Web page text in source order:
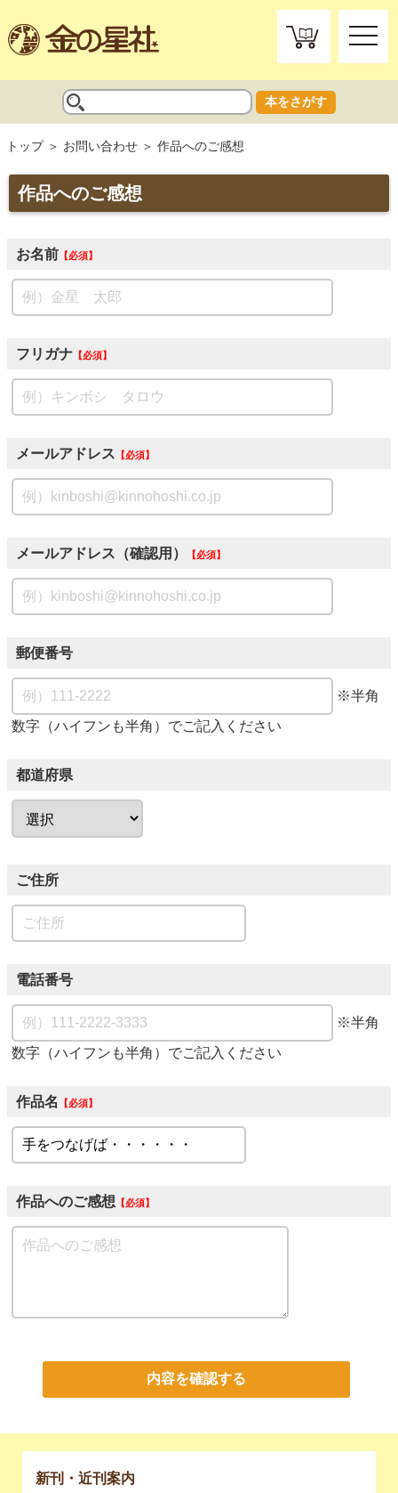
toggle
本をさがす
トップ お問い合わせ 作品へのご感想
作品へのご感想
お名前 必須
フリガナ 必須
メールアドレス 必須
メールアドレス（確認用） 必須
郵便番号
※半角
数字（ハイフンも半角）でご記入ください
都道府県
ご住所
電話番号
※半角
数字（ハイフンも半角）でご記入ください
作品名 必須
作品へのご感想 必須
内容を確認する
新刊・近刊案内